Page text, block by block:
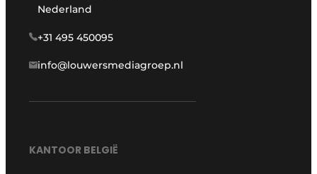
Nederland
+31 495 450095
info@louwersmediagroep.nl
KANTOOR BELGIË